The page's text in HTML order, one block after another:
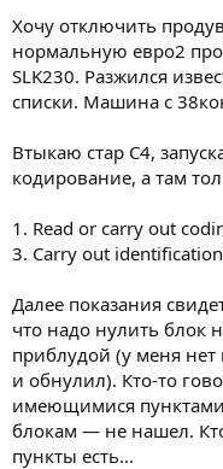
Хочу отключить
нормальную евро2
SLK230. Разжился
списки. Машина с
Втыкаю стар С4,
кодирование, а там
1. Read or carry out
3. Carry out
Далее показания
что надо нулить блок
приблудой (у меня нет
и обнулил). Кто-то
имеющимися
блокам — не нашел.
пункты есть...